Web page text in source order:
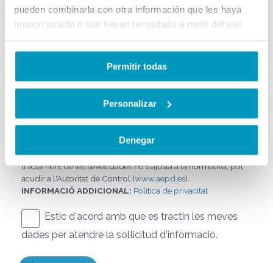
pueden combinarla con otra información que les haya
proporcionado o que hayan recopilado a partir del uso
Permitir todas
Personalizar
Denegar
RESPONSABLE TRACTAMENT:DOFITOURS, S.L.
Consentiment de l'interessat.
CESSIONS:No es preveuen cessions, excepte per obligació
Accés, rectificació, supressió, oposició, limitació,
portabilitat, revocació del consentiment. Si considera que el
tractament de les seves dades no s'ajusta a la normativa, pot
acudir a l'Autoritat de Control (www.aepd.es).
INFORMACIÓ ADDICIONAL: Política de privacitat
Estic d'acord amb que es tractin les meves
dades per atendre la sol·licitud d'informació.